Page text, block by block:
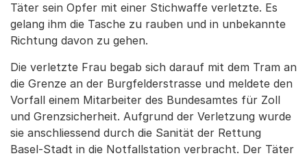
Täter sein Opfer mit einer Stichwaffe verletzte. Es
gelang ihm die Tasche zu rauben und in unbekannte
Richtung davon zu gehen.
Die verletzte Frau begab sich darauf mit dem Tram an
die Grenze an der Burgfelderstrasse und meldete den
Vorfall einem Mitarbeiter des Bundesamtes für Zoll
und Grenzsicherheit. Aufgrund der Verletzung wurde
sie anschliessend durch die Sanität der Rettung
Basel-Stadt in die Notfallstation verbracht. Der Täter